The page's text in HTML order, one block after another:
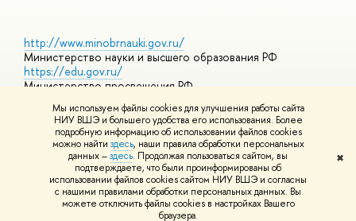
Мы используем файлы cookies для улучшения работы сайта
НИУ ВШЭ и большего удобства его использования. Более
подробную информацию об использовании файлов cookies
можно найти здесь, наши правила обработки персональных
данных –здесь. Продолжая пользоваться сайтом, вы
подтверждаете, что были проинформированы об
использовании файлов cookies сайтом НИУ ВШЭ и согласны
с нашими правилами обработки персональных данных. Вы
можете отключить файлы cookies в настройках Вашего
браузера.
✖
http://www.minobrnauki.gov.ru/
Министерство науки и высшего образования РФ
https://edu.gov.ru/
Министерство просвещения РФ
https://elearning.hse.ru/mooc
Массовые открытые онлайн-курсы
© НИУ ВШЭ 1993–2026 Адреса и контактыУсловия
использования материалов Политика конфиденциальности
Шрифты HSE Sans и HSE Slab разработаны вШколе дизайна НИУ